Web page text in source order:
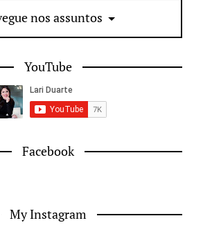
nos assuntos
YouTube
Facebook
My Instagram